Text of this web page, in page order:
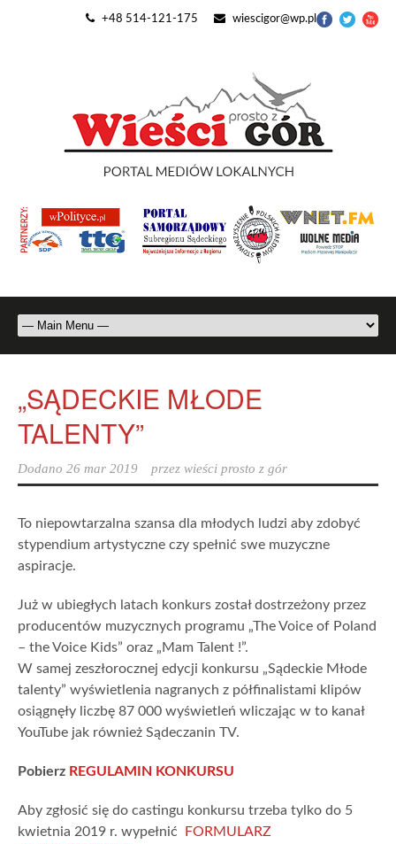
+48 514-121-175 wiescigor@wp.pl
„SĄDECKIE MŁODE
TALENTY”
Dodano 26 mar 2019 przez wieści prosto z gór
To niepowtarzalna szansa dla młodych ludzi aby zdobyć
stypendium artystyczne czy spełnić swe muzyczne
aspiracje.
Już w ubiegłych latach konkurs został dostrzeżony przez
producentów muzycznych programu „The Voice of Poland
– the Voice Kids” oraz „Mam Talent !”.
W samej zeszłorocznej edycji konkursu „Sądeckie Młode
talenty” wyświetlenia nagranych z półfinalistami klipów
osiągnęły liczbę 87 000 wyświetleń wliczając w to kanał
YouTube jak również Sądeczanin TV.
Pobierz REGULAMIN KONKURSU
Aby zgłosić się do castingu konkursu trzeba tylko do 5
kwietnia 2019 r. wypełnić
FORMULARZ